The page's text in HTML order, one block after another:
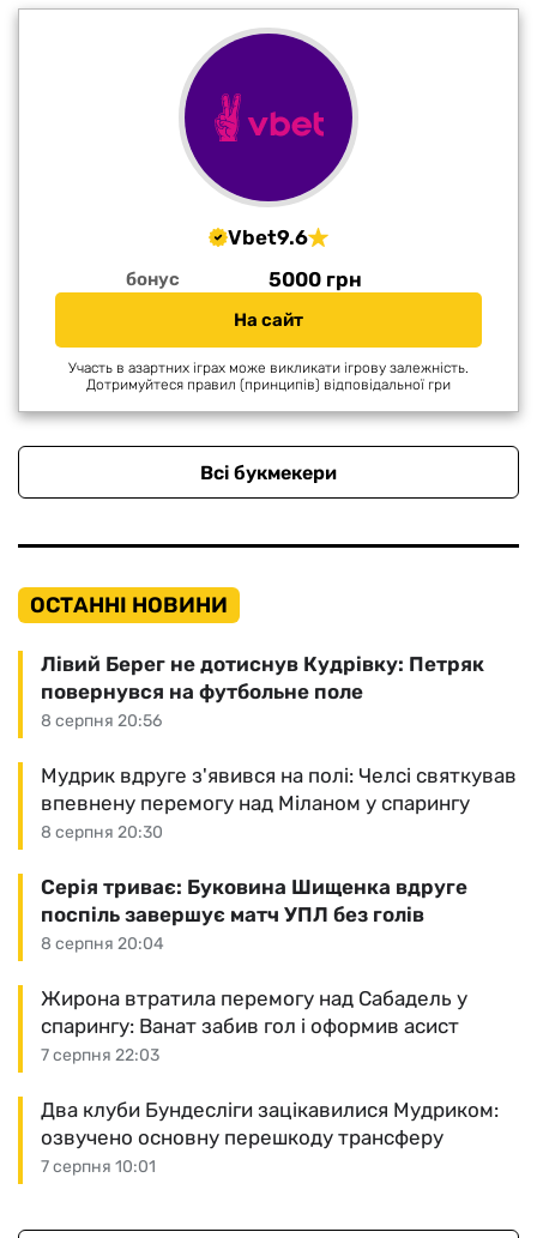
Vbet9.6
бонус 5000 грн
На сайт
Участь в азартних іграх може викликати ігрову залежність.
Дотримуйтеся правил (принципів) відповідальної гри
Всі букмекери
ОСТАННІ НОВИНИ
8 серпня 20:56
Лівий Берег не дотиснув Кудрівку: Петряк
повернувся на футбольне поле
8 серпня 20:30
Мудрик вдруге з'явився на полі: Челсі святкував
впевнену перемогу над Міланом у спарингу
8 серпня 20:04
Серія триває: Буковина Шищенка вдруге
поспіль завершує матч УПЛ без голів
7 серпня 22:03
Жирона втратила перемогу над Сабадель у
спарингу: Ванат забив гол і оформив асист
7 серпня 10:01
Два клуби Бундесліги зацікавилися Мудриком:
озвучено основну перешкоду трансферу